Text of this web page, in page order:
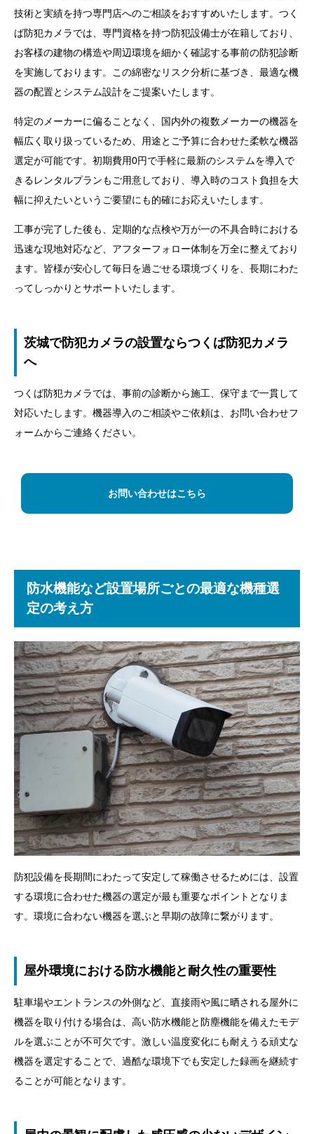
技術と実績を持つ専門店へのご相談をおすすめいたします。つく
ば防犯カメラでは、専門資格を持つ防犯設備士が在籍しており、
お客様の建物の構造や周辺環境を細かく確認する事前の防犯診断
を実施しております。この綿密なリスク分析に基づき、最適な機
器の配置とシステム設計をご提案いたします。
特定のメーカーに偏ることなく、国内外の複数メーカーの機器を
幅広く取り扱っているため、用途とご予算に合わせた柔軟な機器
選定が可能です。初期費用0円で手軽に最新のシステムを導入で
きるレンタルプランもご用意しており、導入時のコスト負担を大
幅に抑えたいというご要望にも的確にお応えいたします。
工事が完了した後も、定期的な点検や万が一の不具合時における
迅速な現地対応など、アフターフォロー体制を万全に整えており
ます。皆様が安心して毎日を過ごせる環境づくりを、長期にわた
ってしっかりとサポートいたします。
茨城で防犯カメラの設置ならつくば防犯カメラ
へ
つくば防犯カメラでは、事前の診断から施工、保守まで一貫して
対応いたします。機器導入のご相談やご依頼は、お問い合わせフ
ォームからご連絡ください。
お問い合わせはこちら
防水機能など設置場所ごとの最適な機種選
定の考え方
防犯設備を長期間にわたって安定して稼働させるためには、設置
する環境に合わせた機器の選定が最も重要なポイントとなりま
す。環境に合わない機器を選ぶと早期の故障に繋がります。
屋外環境における防水機能と耐久性の重要性
駐車場やエントランスの外側など、直接雨や風に晒される屋外に
機器を取り付ける場合は、高い防水機能と防塵機能を備えたモデ
ルを選ぶことが不可欠です。激しい温度変化にも耐えうる頑丈な
機器を選定することで、過酷な環境下でも安定した録画を継続す
ることが可能となります。